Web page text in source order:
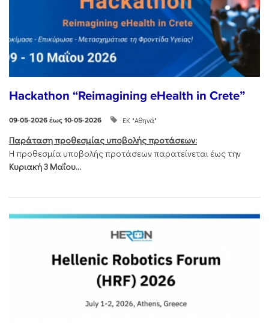
Hackathon “Reimagining eHealth in Crete”
09-05-2026 έως 10-05-2026 ΕΚ "Αθηνά"
Παράταση προθεσμίας υποβολής προτάσεων:
Η προθεσμία υποβολής προτάσεων παρατείνεται έως την
Κυριακή 3 Μαΐου...